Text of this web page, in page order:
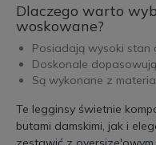
Dlaczego warto
woskowane?
Posiadają wysoki stan
Doskonale
Są wykonane z
Te legginsy świetnie
butami damskimi, jak i